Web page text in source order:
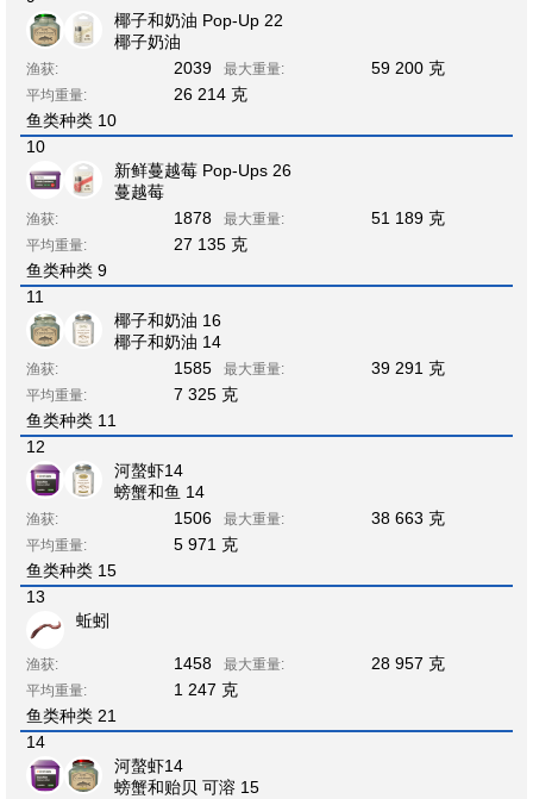
椰子和奶油 Pop-Up 22
椰子奶油
渔获: 2039 最大重量: 59 200 克
平均重量:
26 214 克
鱼类种类 10
10
新鲜蔓越莓 Pop-Ups 26
蔓越莓
渔获: 1878 最大重量: 51 189 克
平均重量:
27 135 克
鱼类种类 9
11
椰子和奶油 16
椰子和奶油 14
渔获: 1585 最大重量: 39 291 克
平均重量:
7 325 克
鱼类种类 11
12
河螯虾14
螃蟹和鱼 14
渔获: 1506 最大重量: 38 663 克
平均重量:
5 971 克
鱼类种类 15
13
蚯蚓
渔获: 1458 最大重量: 28 957 克
平均重量:
1 247 克
鱼类种类 21
14
河螯虾14
螃蟹和贻贝 可溶 15